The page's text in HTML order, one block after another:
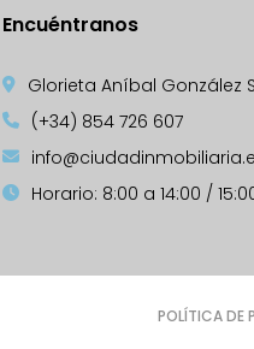
Encuéntranos
Glorieta Aníbal González
(+34) 854 726 607
Horario: 8:00 a 14:00 /
POLÍTICA DE